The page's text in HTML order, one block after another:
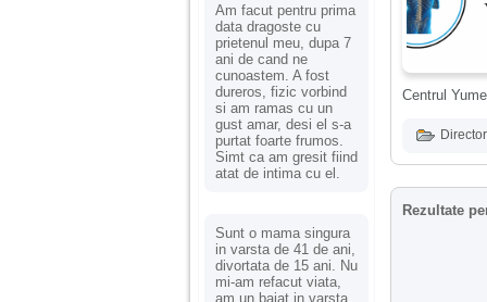
Am facut pentru prima
data dragoste cu
prietenul meu, dupa 7
ani de cand ne
cunoastem. A fost
dureros, fizic vorbind
si am ramas cu un
gust amar, desi el s-a
purtat foarte frumos.
Simt ca am gresit fiind
atat de intima cu el.
Sunt o mama singura
in varsta de 41 de ani,
divortata de 15 ani. Nu
mi-am refacut viata,
am un baiat in varsta
Centrul
Rezultate